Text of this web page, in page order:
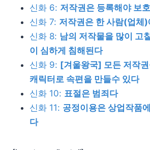
신화 6: 저작권은 등록해야 보
신화 7: 저작권은 한 사람(업체
신화 8: 남의 저작물을 많이 고
이 심하게 침해된다
신화 9: [겨울왕국] 모든 저작권
캐릭터로 속편을 만들수 있다
신화 10: 표절은 범죄다
신화 11: 공정이용은 상업작품
다